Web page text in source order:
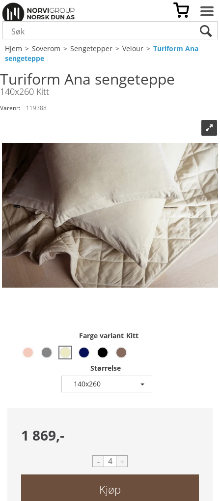
Hjem>Soverom>Sengetepper>Velour>Turiform Ana
sengeteppe
Turiform Ana sengeteppe
140x260 Kitt
Varenr: 119388
Farge variant Kitt
Størrelse
140x260
1 869,-
- +
Kjøp